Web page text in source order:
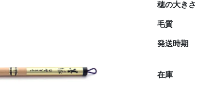
穂の大きさ
毛質
発送時期
在庫